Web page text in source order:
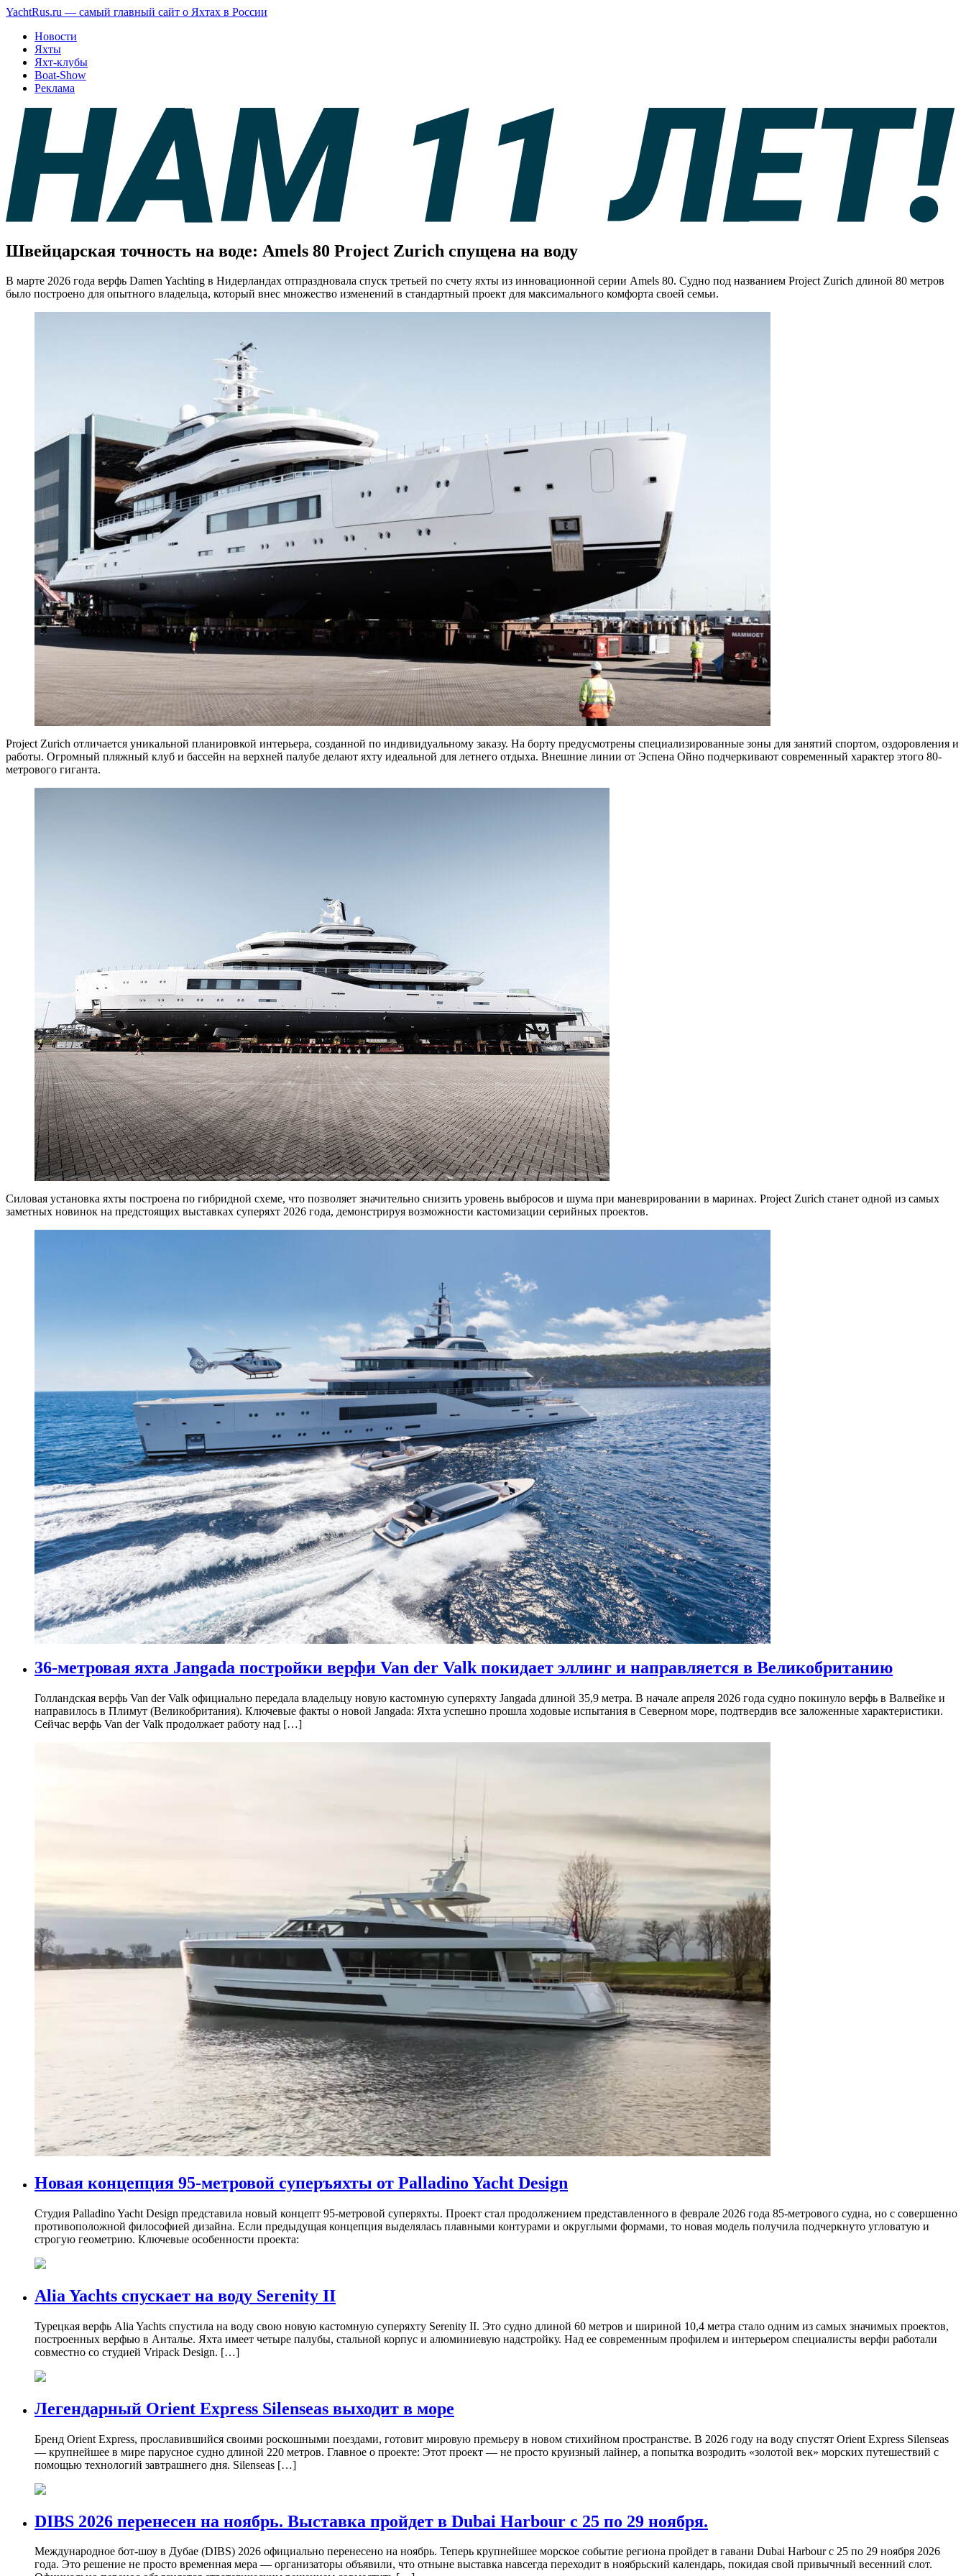
YachtRus.ru — самый главный сайт о Яхтах в России
Новости
Яхты
Яхт-клубы
Boat-Show
Реклама
Швейцарская точность на воде: Amels 80 Project Zurich спущена на воду
В марте 2026 года верфь Damen Yachting в Нидерландах отпраздновала спуск третьей по счету яхты из инновационной серии Amels 80. Судно под названием Project Zurich длиной 80 метров
было построено для опытного владельца, который внес множество изменений в стандартный проект для максимального комфорта своей семьи.
Project Zurich отличается уникальной планировкой интерьера, созданной по индивидуальному заказу. На борту предусмотрены специализированные зоны для занятий спортом, оздоровления и
работы. Огромный пляжный клуб и бассейн на верхней палубе делают яхту идеальной для летнего отдыха. Внешние линии от Эспена Ойно подчеркивают современный характер этого 80-
метрового гиганта.
Силовая установка яхты построена по гибридной схеме, что позволяет значительно снизить уровень выбросов и шума при маневрировании в маринах. Project Zurich станет одной из самых
заметных новинок на предстоящих выставках суперяхт 2026 года, демонстрируя возможности кастомизации серийных проектов.
36-метровая яхта Jangada постройки верфи Van der Valk покидает эллинг и направляется в Великобританию
Голландская верфь Van der Valk официально передала владельцу новую кастомную суперяхту Jangada длиной 35,9 метра. В начале апреля 2026 года судно покинуло верфь в Валвейке и
направилось в Плимут (Великобритания). Ключевые факты о новой Jangada: Яхта успешно прошла ходовые испытания в Северном море, подтвердив все заложенные характеристики.
Сейчас верфь Van der Valk продолжает работу над […]
Новая концепция 95-метровой суперъяхты от Palladino Yacht Design
Студия Palladino Yacht Design представила новый концепт 95-метровой суперяхты. Проект стал продолжением представленного в феврале 2026 года 85-метрового судна, но с совершенно
противоположной философией дизайна. Если предыдущая концепция выделялась плавными контурами и округлыми формами, то новая модель получила подчеркнуто угловатую и
строгую геометрию. Ключевые особенности проекта:
Alia Yachts спускает на воду Serenity II
Турецкая верфь Alia Yachts спустила на воду свою новую кастомную суперяхту Serenity II. Это судно длиной 60 метров и шириной 10,4 метра стало одним из самых значимых проектов,
построенных верфью в Анталье. Яхта имеет четыре палубы, стальной корпус и алюминиевую надстройку. Над ее современным профилем и интерьером специалисты верфи работали
совместно со студией Vripack Design. […]
Легендарный Orient Express Silenseas выходит в море
Бренд Orient Express, прославившийся своими роскошными поездами, готовит мировую премьеру в новом стихийном пространстве. В 2026 году на воду спустят Orient Express Silenseas
— крупнейшее в мире парусное судно длиной 220 метров. Главное о проекте: Этот проект — не просто круизный лайнер, а попытка возродить «золотой век» морских путешествий с
помощью технологий завтрашнего дня. Silenseas […]
DIBS 2026 перенесен на ноябрь. Выставка пройдет в Dubai Harbour с 25 по 29 ноября.
Международное бот-шоу в Дубае (DIBS) 2026 официально перенесено на ноябрь. Теперь крупнейшее морское событие региона пройдет в гавани Dubai Harbour с 25 по 29 ноября 2026
года. Это решение не просто временная мера — организаторы объявили, что отныне выставка навсегда переходит в ноябрьский календарь, покидая свой привычный весенний слот.